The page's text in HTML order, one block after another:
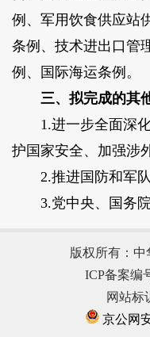
例、军用饮食供应站
条例、技术进出口管
例、国际海运条例。
三、拟完成的其
1.进一步全面深化
护国家安全、加强涉
2.推进国防和军队
3.党中央、国务院
版权所有：
ICP备案编
网站标
京公网